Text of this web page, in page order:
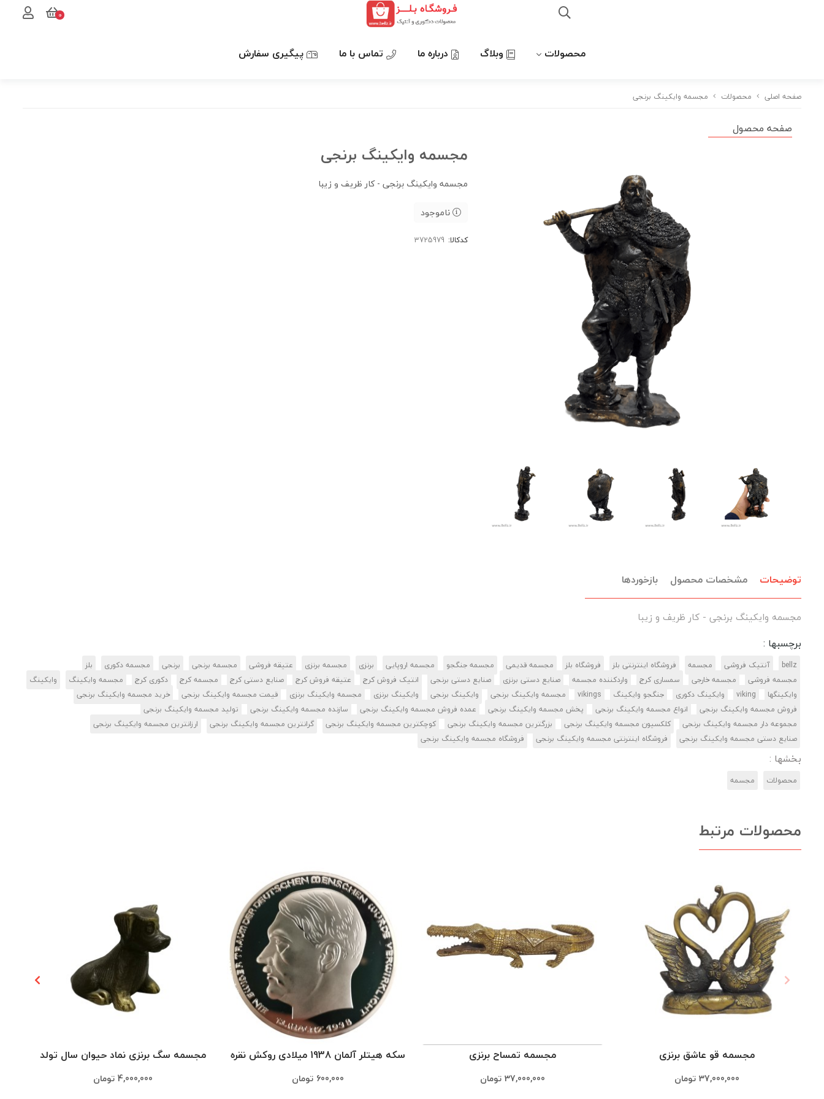
0
محصولات وبلاگ درباره ما تماس با ما پیگیری سفارش
صفحه اصلی محصولات مجسمه وایکینگ برنجی
صفحه محصول
مجسمه وایکینگ برنجی
مجسمه وایکینگ برنجی - کار ظریف و زیبا
ناموجود
کدکالا:
توضیحات مشخصات محصول بازخوردها
مجسمه وایکینگ برنجی - کار ظریف و زیبا
برچسبها :
bellz آنتیک فروشی مجسمه فروشگاه اینترنتی بلز فروشگاه بلز مجسمه قدیمی مجسمه جنگجو مجسمه اروپایی برنزی مجسمه برنزی عتیقه فروشی مجسمه برنجی برنجی مجسمه دکوری
بلز
مجسمه فروشی
مجسمه خارجی سمساری کرج واردکننده مجسمه صنایع دستی برنزی صنایع دستی برنجی انتیک فروش کرج عتیقه فروش کرج صنایع دستی کرج مجسمه کرج دکوری کرج مجسمه وایکینگ
وایکینگ
وایکینگها
viking وایکینگ دکوری جنگجو وایکینگ vikings مجسمه وایکینگ برنجی وایکینگ برنجی وایکینگ برنزی مجسمه وایکینگ برنزی قیمت مجسمه وایکینگ برنجی
خرید مجسمه وایکینگ برنجی
فروش مجسمه وایکینگ برنجی
انواع مجسمه وایکینگ برنجی پخش مجسمه وایکینگ برنجی عمده فروش مجسمه وایکینگ برنجی سازنده مجسمه وایکینگ برنجی
تولید مجسمه وایکینگ برنجی
مجموعه دار مجسمه وایکینگ برنجی
کلکسیون مجسمه وایکینگ برنجی بزرگترین مجسمه وایکینگ برنجی کوچکترین مجسمه وایکینگ برنجی گرانترین مجسمه وایکینگ برنجی
ارزانترین مجسمه وایکینگ برنجی
صنایع دستی مجسمه وایکینگ برنجی
فروشگاه اینترنتی مجسمه وایکینگ برنجی فروشگاه مجسمه وایکینگ برنجی
بخشها :
محصولات مجسمه‌
محصولات مرتبط
مجسمه قو عاشق برنزی
37,000,000 تومان
مجسمه تمساح برنزی
37,000,000 تومان
سکه هیتلر آلمان 1938 میلادی روکش نقره
600,000 تومان
مجسمه سگ برنزی نماد حیوان سال تولد
4,000,000 تومان